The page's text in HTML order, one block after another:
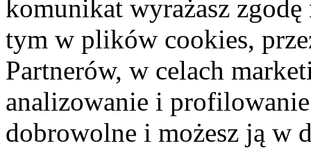
komunikat wyrażasz
tym w plików cookies,
Partnerów, w celach
analizowanie i
dobrowolne i możesz ją w